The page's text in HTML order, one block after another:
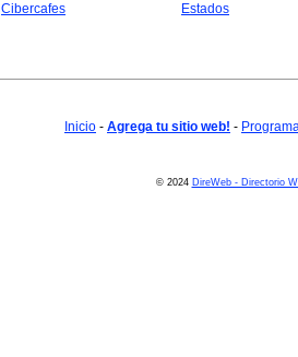
Cibercafes
Estados
Inicio - Agrega tu sitio web! -
© 2024 DireWeb - Directorio